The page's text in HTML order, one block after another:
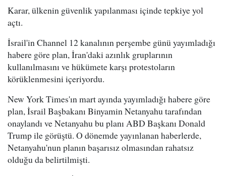
Karar, ülkenin güvenlik yapılanması içinde tepkiye yol
açtı.
İsrail'in Channel 12 kanalının perşembe günü yayımladığı
habere göre plan, İran'daki azınlık gruplarının
kullanılmasını ve hükümete karşı protestoların
körüklenmesini içeriyordu.
New York Times'ın mart ayında yayımladığı habere göre
plan, İsrail Başbakanı Binyamin Netanyahu tarafından
onaylandı ve Netanyahu bu planı ABD Başkanı Donald
Trump ile görüştü. O dönemde yayınlanan haberlerde,
Netanyahu'nun planın başarısız olmasından rahatsız
olduğu da belirtilmişti.